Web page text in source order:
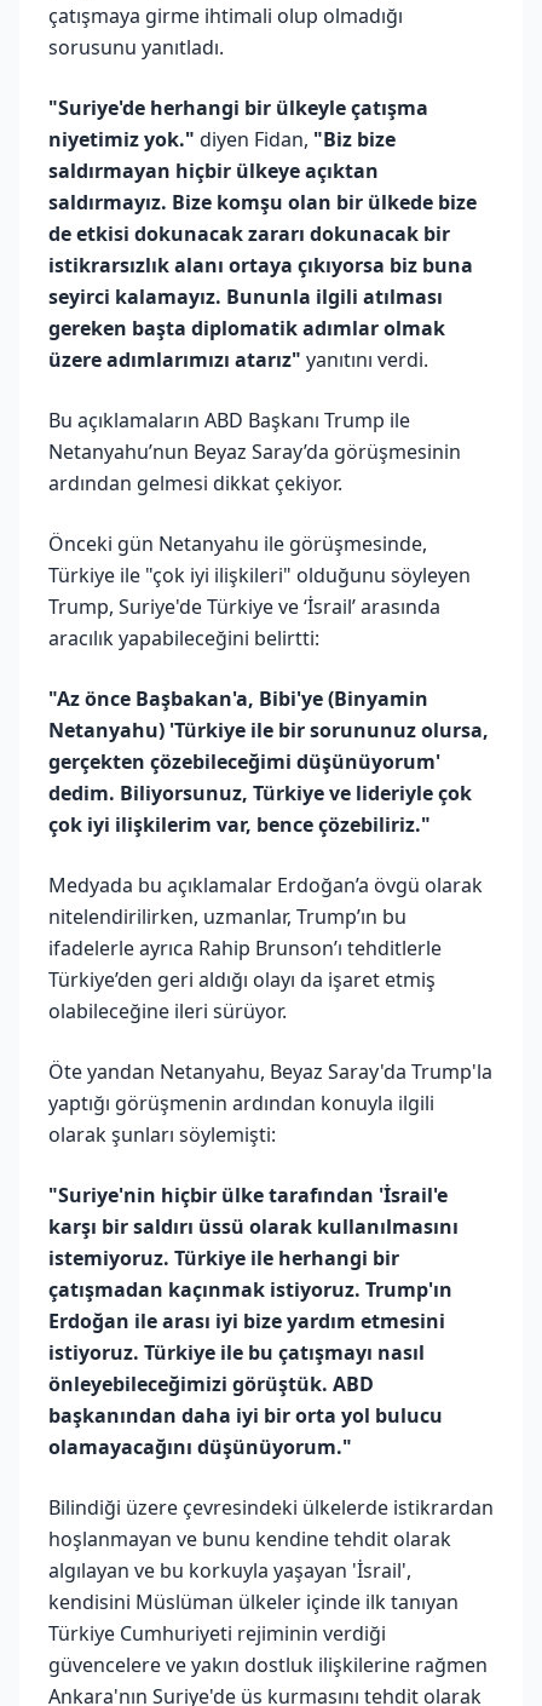
çatışmaya girme ihtimali olup olmadığı
sorusunu yanıtladı.
"Suriye'de herhangi bir ülkeyle çatışma
niyetimiz yok." diyen Fidan, "Biz bize
saldırmayan hiçbir ülkeye açıktan
saldırmayız. Bize komşu olan bir ülkede bize
de etkisi dokunacak zararı dokunacak bir
istikrarsızlık alanı ortaya çıkıyorsa biz buna
seyirci kalamayız. Bununla ilgili atılması
gereken başta diplomatik adımlar olmak
üzere adımlarımızı atarız" yanıtını verdi.
Bu açıklamaların ABD Başkanı Trump ile
Netanyahu’nun Beyaz Saray’da görüşmesinin
ardından gelmesi dikkat çekiyor.
Önceki gün Netanyahu ile görüşmesinde,
Türkiye ile "çok iyi ilişkileri" olduğunu söyleyen
Trump, Suriye'de Türkiye ve ‘İsrail’ arasında
aracılık yapabileceğini belirtti:
"Az önce Başbakan'a, Bibi'ye (Binyamin
Netanyahu) 'Türkiye ile bir sorununuz olursa,
gerçekten çözebileceğimi düşünüyorum'
dedim. Biliyorsunuz, Türkiye ve lideriyle çok
çok iyi ilişkilerim var, bence çözebiliriz."
Medyada bu açıklamalar Erdoğan’a övgü olarak
nitelendirilirken, uzmanlar, Trump’ın bu
ifadelerle ayrıca Rahip Brunson’ı tehditlerle
Türkiye’den geri aldığı olayı da işaret etmiş
olabileceğine ileri sürüyor.
Öte yandan Netanyahu, Beyaz Saray'da Trump'la
yaptığı görüşmenin ardından konuyla ilgili
olarak şunları söylemişti:
"Suriye'nin hiçbir ülke tarafından 'İsrail'e
karşı bir saldırı üssü olarak kullanılmasını
istemiyoruz. Türkiye ile herhangi bir
çatışmadan kaçınmak istiyoruz. Trump'ın
Erdoğan ile arası iyi bize yardım etmesini
istiyoruz. Türkiye ile bu çatışmayı nasıl
önleyebileceğimizi görüştük. ABD
başkanından daha iyi bir orta yol bulucu
olamayacağını düşünüyorum."
Bilindiği üzere çevresindeki ülkelerde istikrardan
hoşlanmayan ve bunu kendine tehdit olarak
algılayan ve bu korkuyla yaşayan 'İsrail',
kendisini Müslüman ülkeler içinde ilk tanıyan
Türkiye Cumhuriyeti rejiminin verdiği
güvencelere ve yakın dostluk ilişkilerine rağmen
Ankara'nın Suriye'de üs kurmasını tehdit olarak